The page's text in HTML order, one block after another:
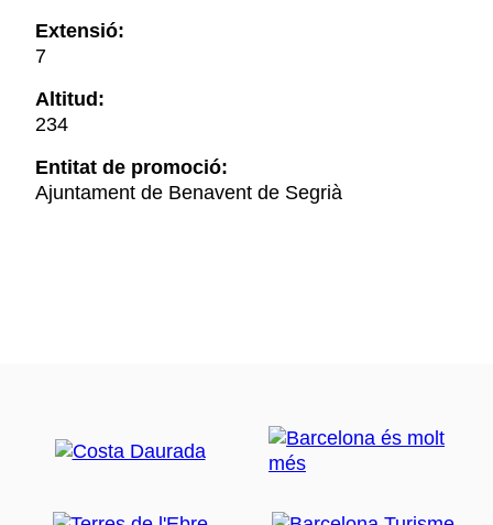
Extensió:
7
Altitud:
234
Entitat de promoció:
Ajuntament de Benavent de Segrià